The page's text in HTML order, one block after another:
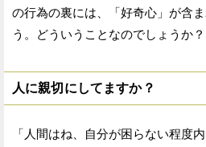
る
の行為の裏には、「好奇心」が含
う。どういうことなのでしょうか？
人に親切にしてますか？
「人間はね、自分が困らない程度